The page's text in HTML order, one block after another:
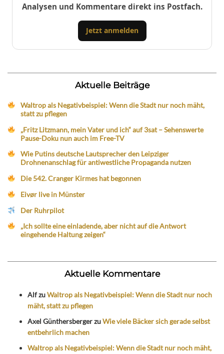
Analysen und Kommentare direkt ins Postfach.
Jetzt anmelden
Aktuelle Beiträge
Waltrop als Negativbeispiel: Wenn die Stadt nur noch mäht,
statt zu pflegen
„Fritz Litzmann, mein Vater und ich“ auf 3sat – Sehenswerte
Pause-Doku nun auch im Free-TV
Wie Putins deutsche Lautsprecher den Leipziger
Drohnenanschlag für antiwestliche Propaganda nutzen
Die 542. Cranger Kirmes hat begonnen
Eivør live in Münster
Der Ruhrpilot
„Ich sollte eine einladende, aber nicht auf die Antwort
eingehende Haltung zeigen“
Aktuelle Kommentare
AlfzuWaltrop als Negativbeispiel: Wenn die Stadt nur noch
mäht, statt zu pflegen
Axel GünthersbergerzuWie viele Bäcker sich gerade selbst
entbehrlich machen
Waltrop als Negativbeispiel: Wenn die Stadt nur noch mäht,